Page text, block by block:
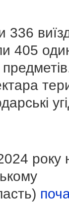
336
405
року